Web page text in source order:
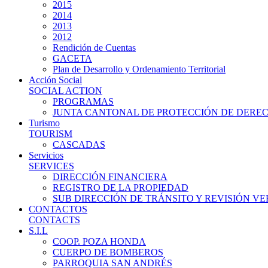
2015
2014
2013
2012
Rendición de Cuentas
GACETA
Plan de Desarrollo y Ordenamiento Territorial
Acción Social
SOCIAL ACTION
PROGRAMAS
JUNTA CANTONAL DE PROTECCIÓN DE
Turismo
TOURISM
CASCADAS
Servicios
SERVICES
DIRECCIÓN FINANCIERA
REGISTRO DE LA PROPIEDAD
SUB DIRECCIÓN DE TRÁNSITO Y REVISIÓN
CONTACTOS
CONTACTS
S.I.L
COOP. POZA HONDA
CUERPO DE BOMBEROS
PARROQUIA SAN ANDRÉS